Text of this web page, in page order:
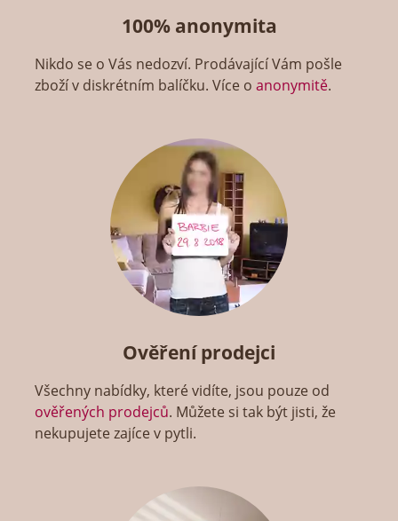
100% anonymita
Nikdo se o Vás nedozví. Prodávající Vám pošle
zboží v diskrétním balíčku. Více oanonymitě.
Ověření prodejci
Všechny nabídky, které vidíte, jsou pouze od
ověřených prodejců. Můžete si tak být jisti, že
nekupujete zajíce v pytli.